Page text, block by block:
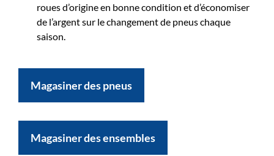
roues d’origine en bonne condition et d’économiser
de l’argent sur le changement de pneus chaque
saison.
Magasiner des pneus
Magasiner des ensembles